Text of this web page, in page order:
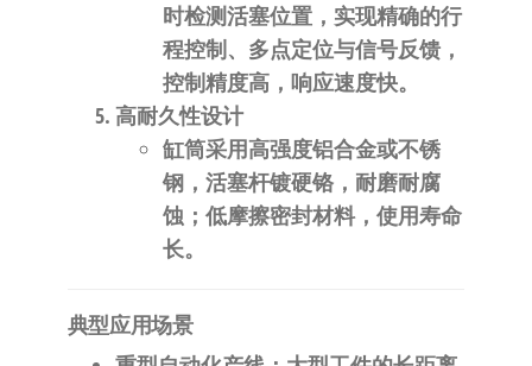
时检测活塞位置，实现精确的行
程控制、多点定位与信号反馈，
控制精度高，响应速度快。
高耐久性设计
缸筒采用高强度铝合金或不锈
钢，活塞杆镀硬铬，耐磨耐腐
蚀；低摩擦密封材料，使用寿命
长。
典型应用场景